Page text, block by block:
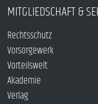
MITGLIEDSCHAFT &
Rechtsschutz
Vorsorgewerk
Vorteilswelt
Akademie
Verlag